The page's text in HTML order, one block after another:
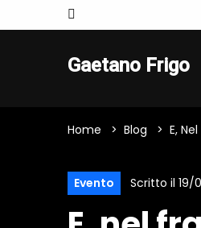
Gaetano Frigo
Home Blog E,
Evento Scritto il 19/